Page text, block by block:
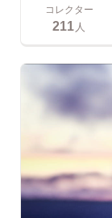
コレクター
211 人